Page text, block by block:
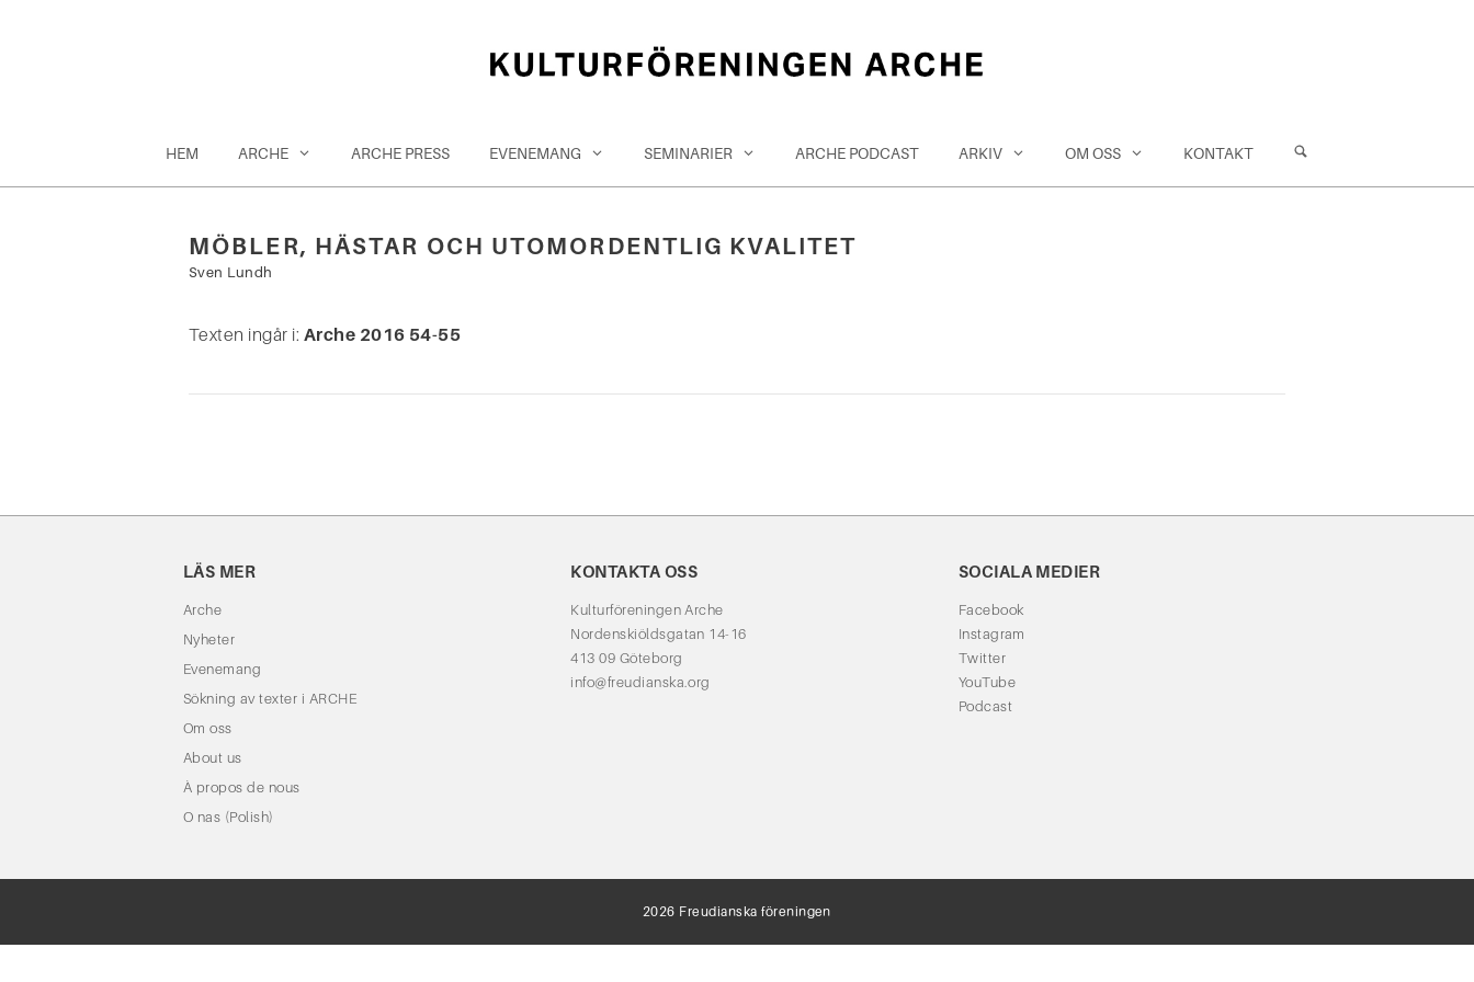
HEM ARCHE ARCHE PRESS EVENEMANG SEMINARIER ARCHE PODCAST ARKIV OM OSS KONTAKT
Sök
MÖBLER, HÄSTAR OCH UTOMORDENTLIG KVALITET
Sven Lundh
Texten ingår i: Arche 2016 54-55
LÄS MER
Arche
Nyheter
Evenemang
Sökning av texter i ARCHE
Om oss
About us
À propos de nous
O nas (Polish)
KONTAKTA OSS
Kulturföreningen Arche
Nordenskiöldsgatan 14-16
413 09 Göteborg
info@freudianska.org
SOCIALA MEDIER
Facebook
Instagram
Twitter
YouTube
Podcast
2026 Freudianska föreningen